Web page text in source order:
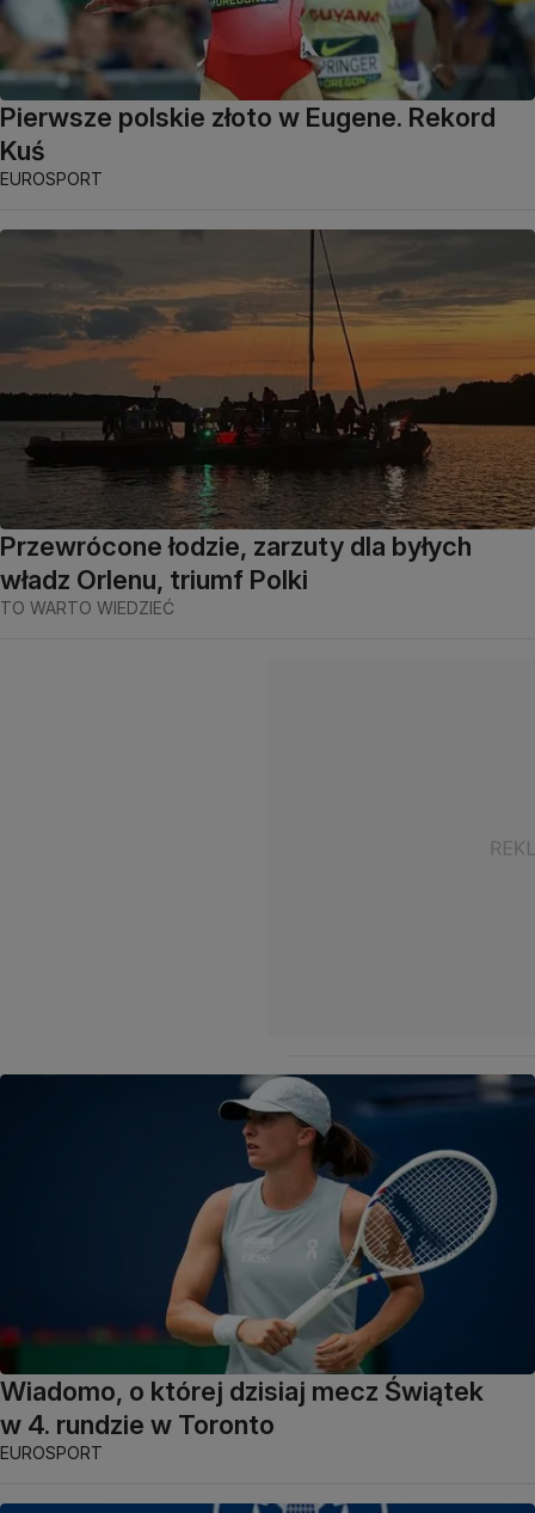
Pierwsze polskie złoto w Eugene. Rekord
Kuś
EUROSPORT
Przewrócone łodzie, zarzuty dla byłych
władz Orlenu, triumf Polki
TO WARTO WIEDZIEĆ
Wiadomo, o której dzisiaj mecz Świątek
w 4. rundzie w Toronto
EUROSPORT